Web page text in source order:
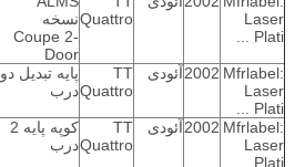
Laser
Plati ...
Quattroنسخه
Coupe 2-
Door
Mfrlabel:
Laser
Plati ...
2002آئودی
TT
Quattro
پایه تبدیل دو
درب
Mfrlabel:
Laser
Plati ...
2002آئودی
TT
Quattro
کوپه پایه 2
درب